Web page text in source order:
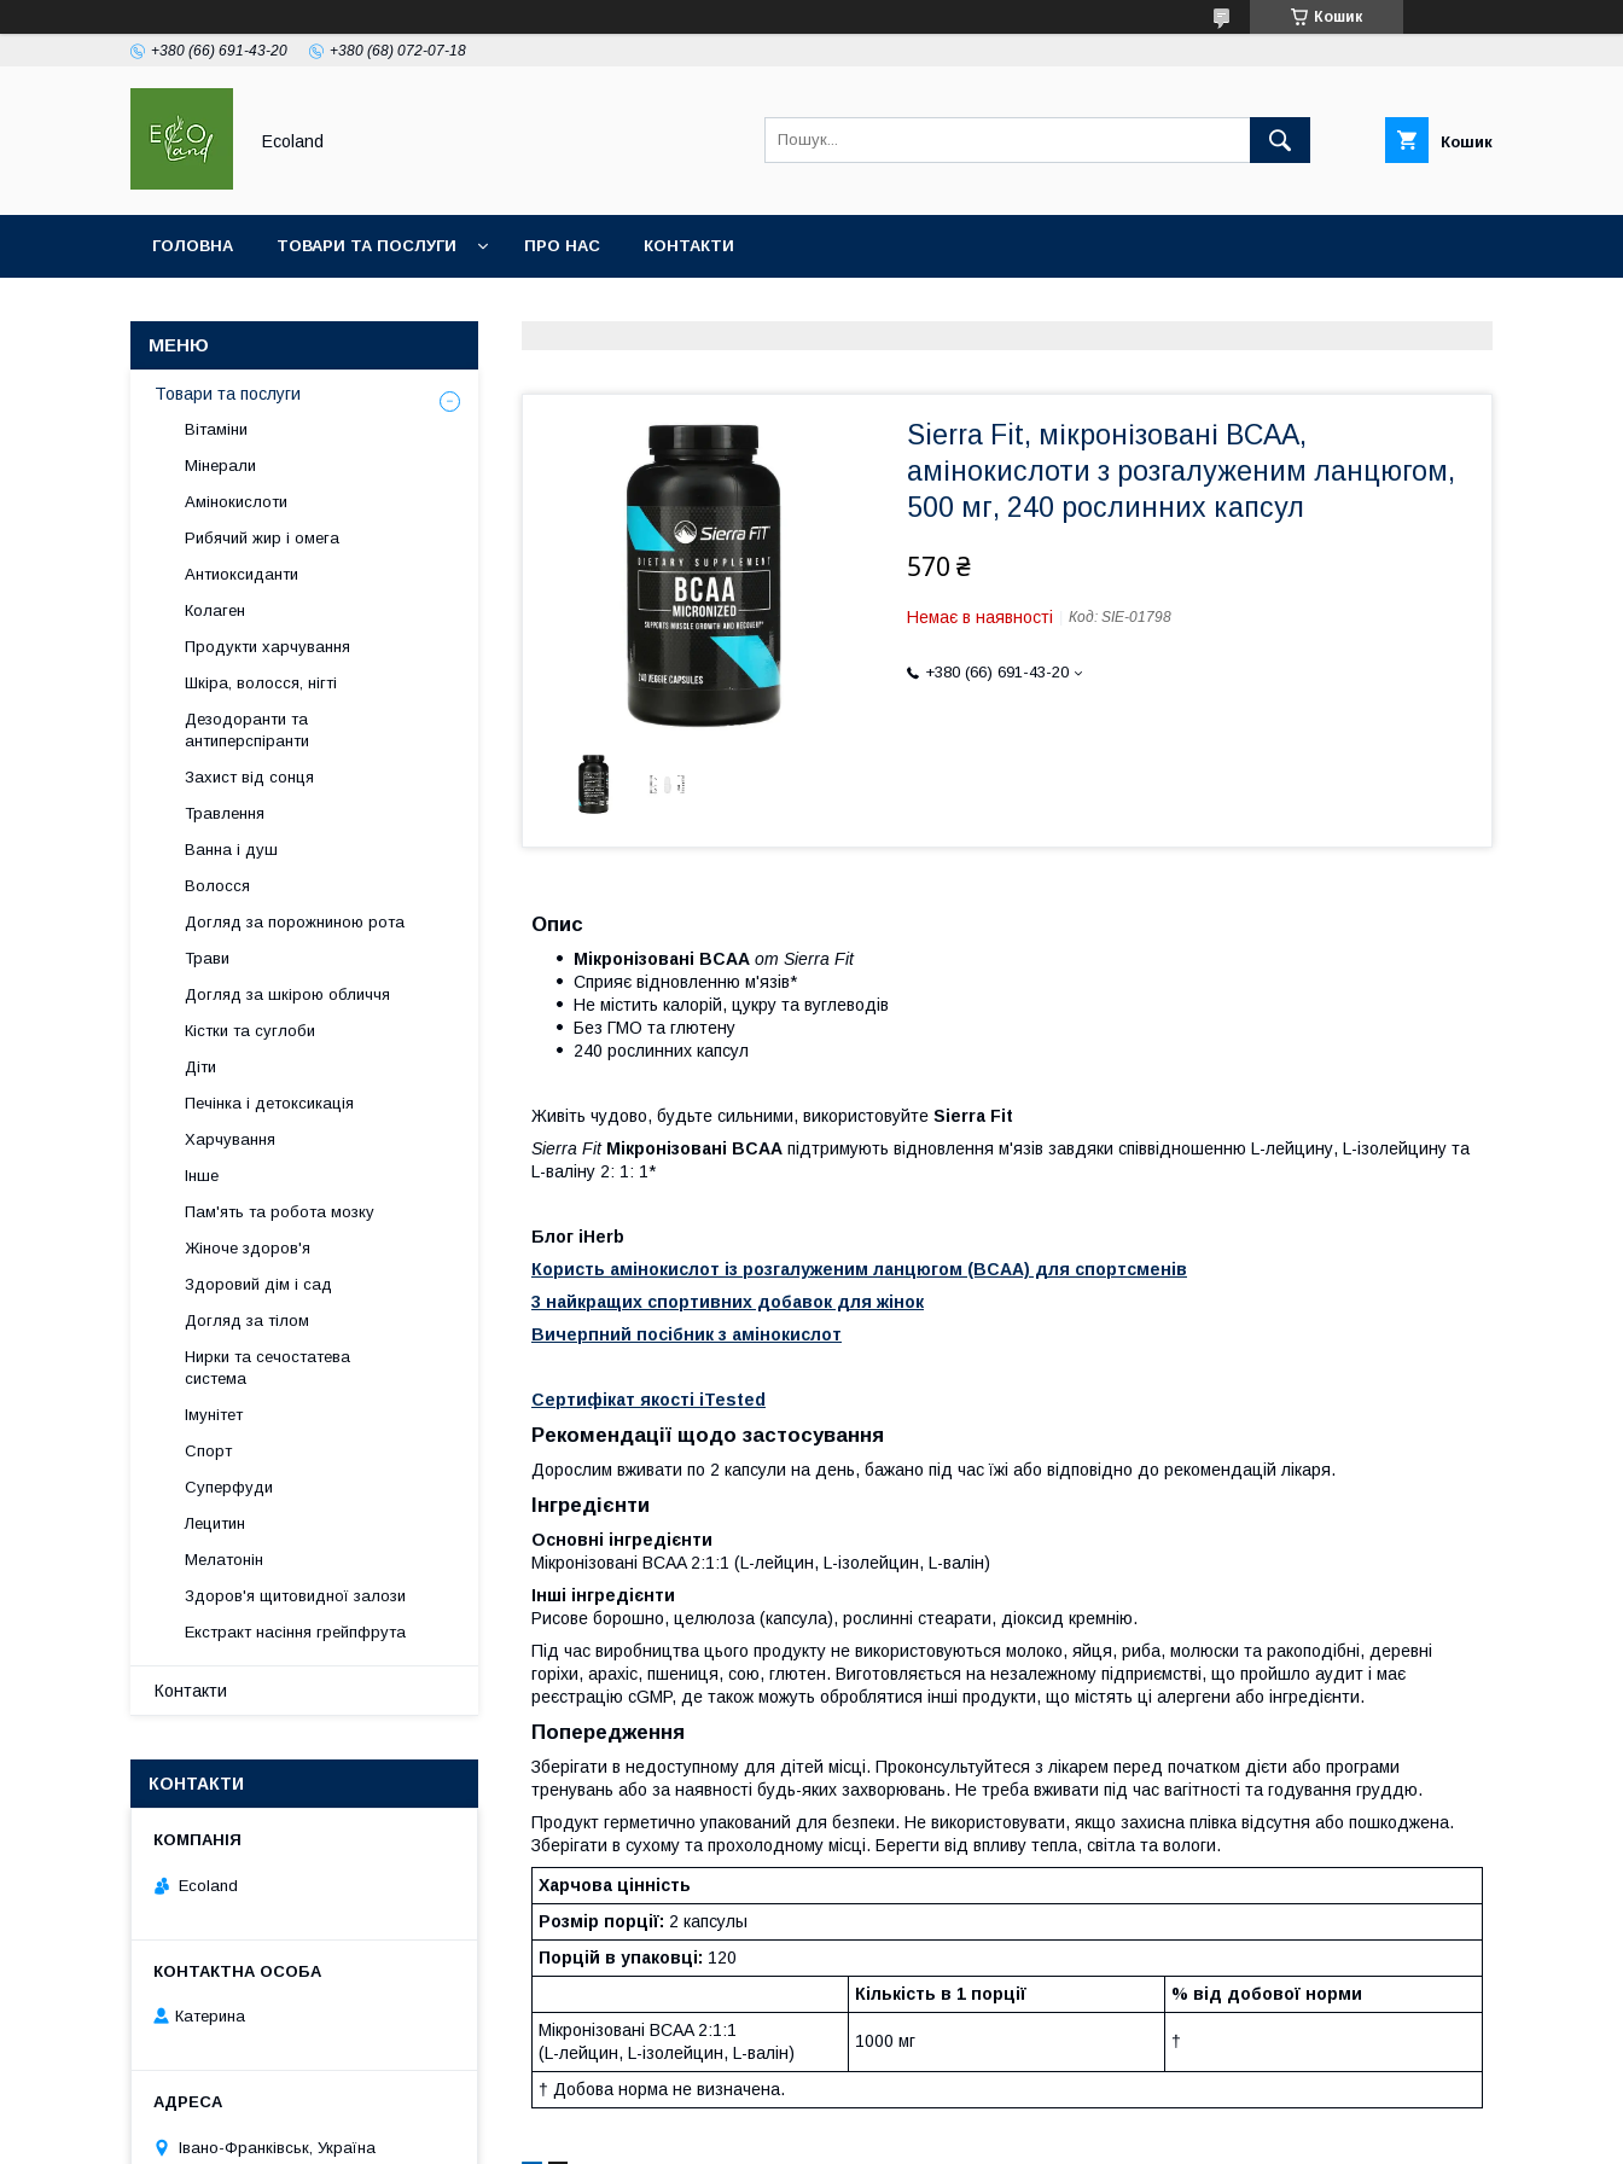
Кошик
+380 (66) 691-43-20 +380 (68) 072-07-18
Ecoland Кошик
ГОЛОВНА ТОВАРИ ТА ПОСЛУГИ ПРО НАС КОНТАКТИ
Sierra Fit, мікронізовані BCAA,
амінокислоти з розгалуженим ланцюгом,
500 мг, 240 рослинних капсул
570 ₴
Немає в наявності Код: SIE-01798
+380 (66) 691-43-20
Опис
Мікронізовані BCAA от Sierra Fit
Сприяє відновленню м'язів*
Не містить калорій, цукру та вуглеводів
Без ГМО та глютену
240 рослинних капсул
Живіть чудово, будьте сильними, використовуйте Sierra Fit
Sierra Fit Мікронізовані BCAA підтримують відновлення м'язів завдяки співвідношенню L-лейцину, L-ізолейцину та
L-валіну 2: 1: 1*
Блог iHerb
Користь амінокислот із розгалуженим ланцюгом (BCAA) для спортсменів
3 найкращих спортивних добавок для жінок
Вичерпний посібник з амінокислот
Сертифікат якості iTested
Рекомендації щодо застосування
Дорослим вживати по 2 капсули на день, бажано під час їжі або відповідно до рекомендацій лікаря.
Інгредієнти
Основні інгредієнти
Мікронізовані BCAA 2:1:1 (L-лейцин, L-ізолейцин, L-валін)
Інші інгредієнти
Рисове борошно, целюлоза (капсула), рослинні стеарати, діоксид кремнію.
Під час виробництва цього продукту не використовуються молоко, яйця, риба, молюски та ракоподібні, деревні
горіхи, арахіс, пшениця, сою, глютен. Виготовляється на незалежному підприємстві, що пройшло аудит і має
реєстрацію cGMP, де також можуть оброблятися інші продукти, що містять ці алергени або інгредієнти.
Попередження
Зберігати в недоступному для дітей місці. Проконсультуйтеся з лікарем перед початком дієти або програми
тренувань або за наявності будь-яких захворювань. Не треба вживати під час вагітності та годування груддю.
Продукт герметично упакований для безпеки. Не використовувати, якщо захисна плівка відсутня або пошкоджена.
Зберігати в сухому та прохолодному місці. Берегти від впливу тепла, світла та вологи.
Харчова цінність
Розмір порції: 2 капсулы
Порцій в упаковці: 120
Кількість в 1 порції
% від добової норми
Мікронізовані BCAA 2:1:1
(L-лейцин, L-ізолейцин, L-валін)
1000 мг †
† Добова норма не визначена.
Товари та послуги
Вітаміни
Мінерали
Амінокислоти
Рибячий жир і омега
Антиоксиданти
Колаген
Продукти харчування
Шкіра, волосся, нігті
Дезодоранти та
антиперспіранти
Захист від сонця
Травлення
Ванна і душ
Волосся
Догляд за порожниною рота
Трави
Догляд за шкірою обличчя
Кістки та суглоби
Діти
Печінка і детоксикація
Харчування
Інше
Пам'ять та робота мозку
Жіноче здоров'я
Здоровий дім і сад
Догляд за тілом
Нирки та сечостатева
система
Імунітет
Спорт
Суперфуди
Лецитин
Мелатонін
Здоров'я щитовидної залози
Екстракт насіння грейпфрута
Контакти
КОНТАКТИ
Ecoland
Катерина
Івано-Франківськ, Україна